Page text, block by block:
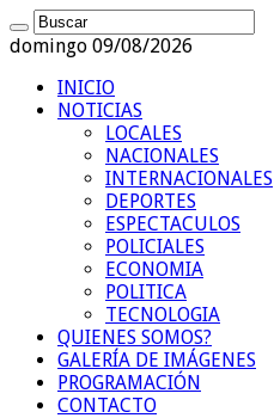
domingo 09/08/2026
INICIO
NOTICIAS
LOCALES
NACIONALES
INTERNACIONALES
DEPORTES
ESPECTACULOS
POLICIALES
ECONOMIA
POLITICA
TECNOLOGIA
QUIENES SOMOS?
GALERÍA DE IMÁGENES
PROGRAMACIÓN
CONTACTO